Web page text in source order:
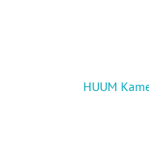
HUUM